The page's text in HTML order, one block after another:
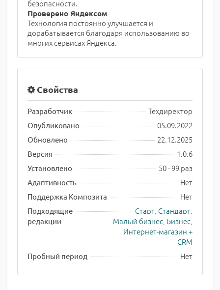
безопасности.
Проверено Яндексом
Технология постоянно улучшается и
дорабатывается благодаря использованию во
многих сервисах Яндекса.
Свойства
Разработчик Техдиректор
Опубликовано 05.09.2022
Обновлено 22.12.2025
Версия 1.0.6
Установлено 50 - 99 раз
Адаптивность Нет
Поддержка Композита Нет
Подходящие
редакции
Старт Стандарт
Малый бизнес Бизнес
Интернет-магазин +
CRM
Пробный период Нет